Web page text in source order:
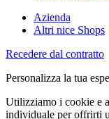
Azienda
Altri nice Shops
Recedere dal contratto
Personalizza la tua
Utilizziamo i cookie e
individuale per offrirti